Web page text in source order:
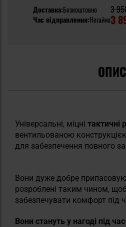
Доставка:Безкоштовно
Час відправлення:Негайно
3
3
ОПИС
Універсальні, міцні тактичні
вентильованою
для забезпечення повного
Вони дуже добре
розроблені таким чином,
забезпечувати комфорт під
Вони стануть у нагоді під